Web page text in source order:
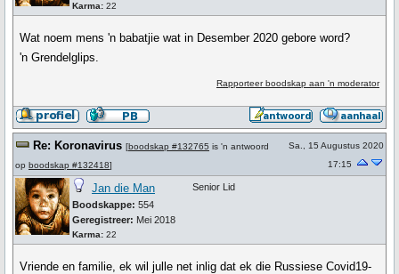
Karma: 22
Wat noem mens 'n babatjie wat in Desember 2020 gebore word?
'n Grendelglips.
Rapporteer boodskap aan 'n moderator
Re: Koronavirus [boodskap #132765 is 'n antwoord
op boodskap #132418]
Sa., 15 Augustus 2020
17:15
Jan die Man
Boodskappe: 554
Geregistreer: Mei 2018
Karma: 22
Senior Lid
Vriende en familie, ek wil julle net inlig dat ek die Russiese Covid19-